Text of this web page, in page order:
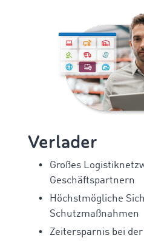
Verlader
Großes
Geschäftspartnern
Höchstmögliche
Schutzmaßnahmen
Zeitersparnis bei